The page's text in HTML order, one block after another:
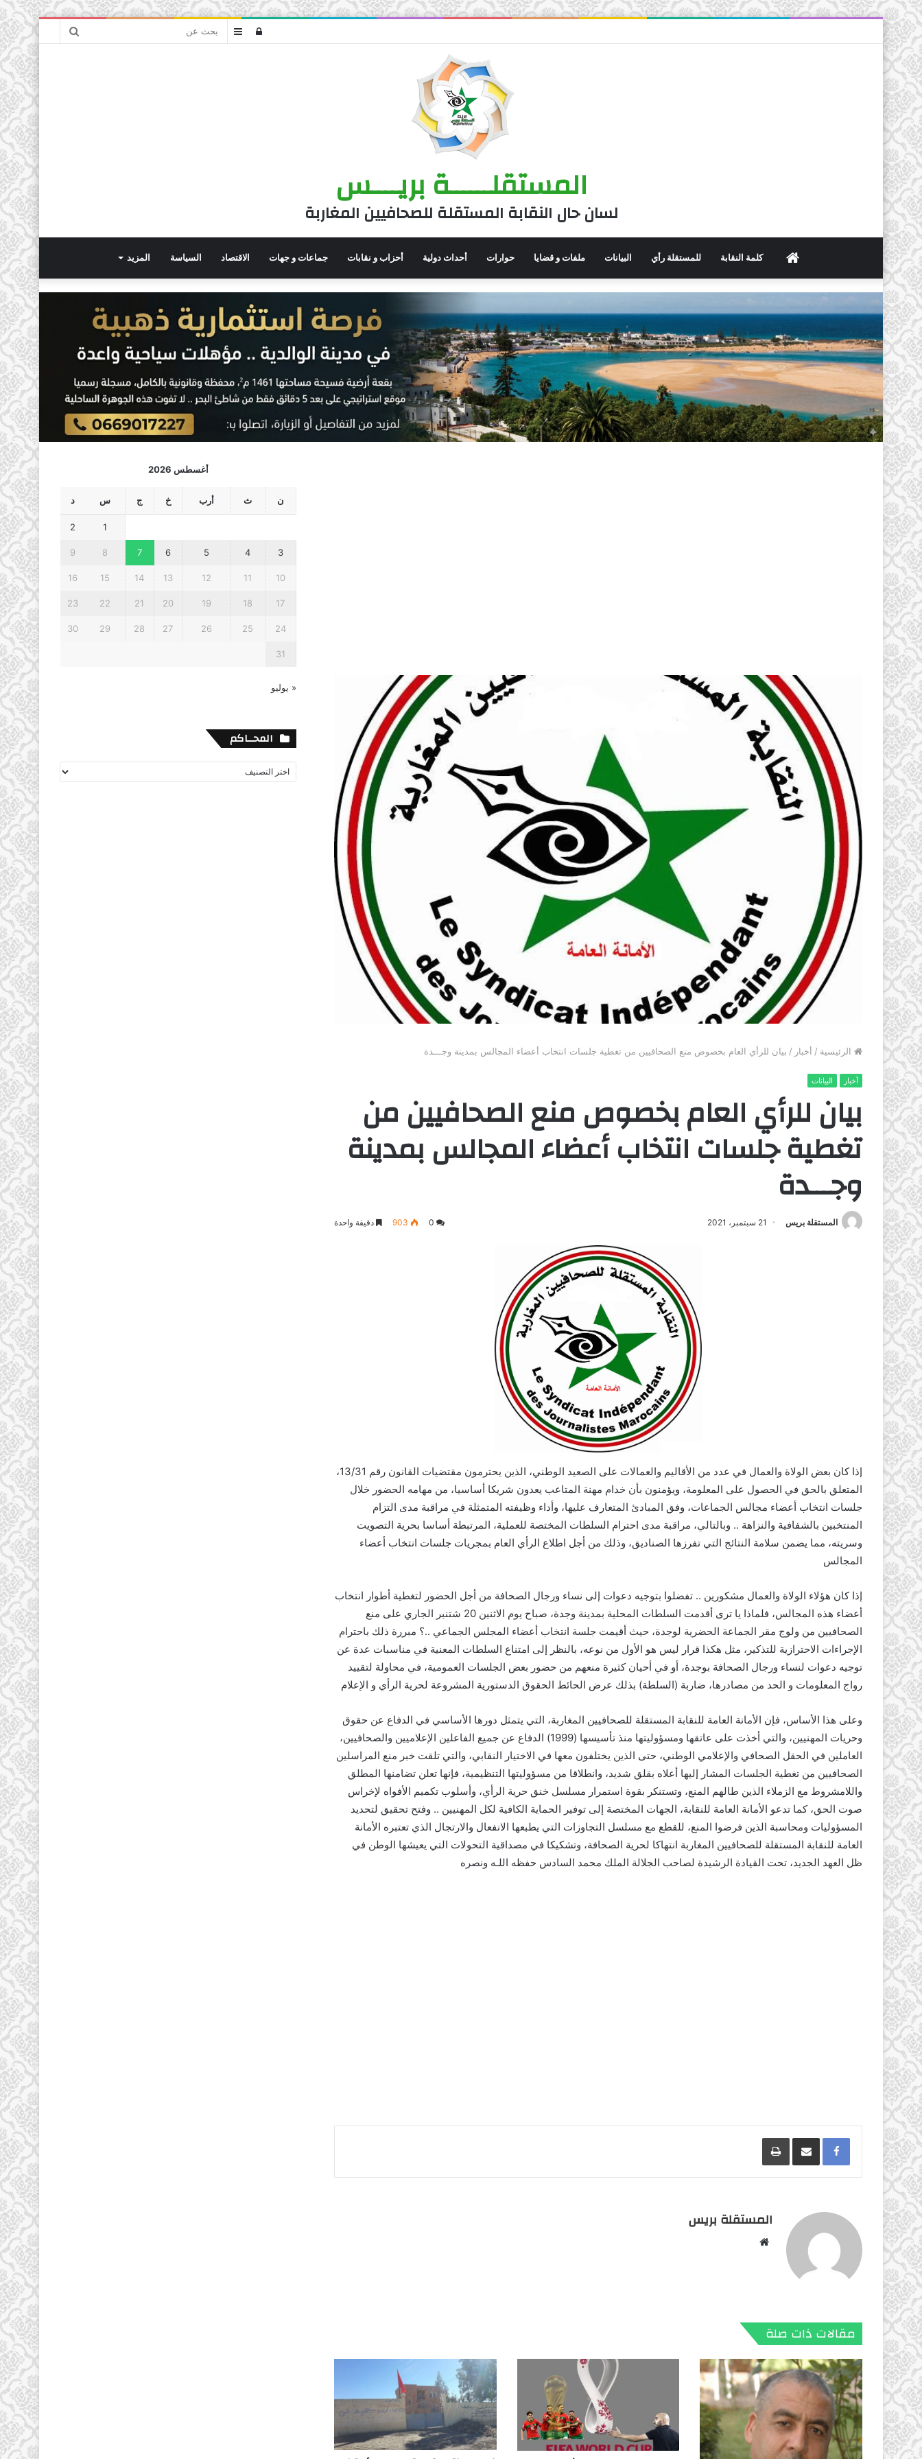
بحث
عمودتسجيل
المستقلــــــة بريــــس
لسان حال النقابة المستقلة للصحافيين المغاربة
الرئيسيةكلمة النقابة للمستقلة رأي البيانات ملفات و قضايا حوارات أحداث دولية أحزاب و نقابات جماعات و جهات الاقتصاد السياسة المزيد
الرئيسية / أخبار / بيان للرأي العام بخصوص منع الصحافيين من تغطية جلسات انتخاب أعضاء المجالس بمدينة وجـــدة
أخبار البيانات
بيان للرأي العام بخصوص منع الصحافيين من
تغطية جلسات انتخاب أعضاء المجالس بمدينة
وجـــدة
المستقلة بريس 21 سبتمبر، 2021 0
903 دقيقة واحدة
إذا كان بعض الولاة والعمال في عدد من الأقاليم والعمالات على الصعيد الوطني، الذين يحترمون مقتضيات القانون رقم 13/31،
المتعلق بالحق في الحصول على المعلومة، ويؤمنون بأن خدام مهنة المتاعب يعدون شريكا أساسيا، من مهامه الحضور خلال
جلسات انتخاب أعضاء مجالس الجماعات، وفق المبادئ المتعارف عليها، وأداء وظيفته المتمثلة في مراقبة مدى التزام
المنتخبين بالشفافية والنزاهة .. وبالتالي، مراقبة مدى احترام السلطات المختصة للعملية، المرتبطة أساسا بحرية التصويت
وسريته، مما يضمن سلامة النتائج التي تفرزها الصناديق، وذلك من أجل اطلاع الرأي العام بمجريات جلسات انتخاب أعضاء
المجالس
إذا كان هؤلاء الولاة والعمال مشكورين .. تفضلوا بتوجيه دعوات إلى نساء ورجال الصحافة من أجل الحضور لتغطية أطوار انتخاب
أعضاء هذه المجالس، فلماذا يا ترى أقدمت السلطات المحلية بمدينة وجدة، صباح يوم الاثنين 20 شتنبر الجاري على منع
الصحافيين من ولوج مقر الجماعة الحضرية لوجدة، حيث أقيمت جلسة انتخاب أعضاء المجلس الجماعي ..؟ مبررة ذلك باحترام
الإجراءات الاحترازية للتذكير، مثل هكذا قرار ليس هو الأول من نوعه، بالنظر إلى امتناع السلطات المعنية في مناسبات عدة عن
توجيه دعوات لنساء ورجال الصحافة بوجدة، أو في أحيان كثيرة منعهم من حضور بعض الجلسات العمومية، في محاولة لتقييد
رواج المعلومات و الحد من مصادرها، ضاربة (السلطة) بذلك عرض الحائط الحقوق الدستورية المشروعة لحرية الرأي و الإعلام
وعلى هذا الأساس، فإن الأمانة العامة للنقابة المستقلة للصحافيين المغاربة، التي يتمثل دورها الأساسي في الدفاع عن حقوق
وحريات المهنيين، والتي أخذت على عاتقها ومسؤوليتها منذ تأسيسها (1999) الدفاع عن جميع الفاعلين الإعلاميين والصحافيين،
العاملين في الحقل الصحافي والإعلامي الوطني، حتى الذين يختلفون معها في الاختيار النقابي، والتي تلقت خبر منع المراسلين
الصحافيين من تغطية الجلسات المشار إليها أعلاه بقلق شديد، وانطلاقا من مسؤوليتها التنظيمية، فإنها تعلن تضامنها المطلق
واللامشروط مع الزملاء الذين طالهم المنع، وتستنكر بقوة استمرار مسلسل خنق حرية الرأي، وأسلوب تكميم الأفواه لإخراس
صوت الحق، كما تدعو الأمانة العامة للنقابة، الجهات المختصة إلى توفير الحماية الكافية لكل المهنيين .. وفتح تحقيق لتحديد
المسؤوليات ومحاسبة الذين فرضوا المنع، للقطع مع مسلسل التجاوزات التي يطبعها الانفعال والارتجال الذي تعتبره الأمانة
العامة للنقابة المستقلة للصحافيين المغاربة انتهاكا لحرية الصحافة، وتشكيكا في مصداقية التحولات التي يعيشها الوطن في
ظل العهد الجديد، تحت القيادة الرشيدة لصاحب الجلالة الملك محمد السادس حفظه اللـه ونصره
Facebookمشاركة عبر البريد طباعة
المستقلة بريس
مقالات ذات صلة
أغسطس 2026
ن ث أرب خ ج س د
1
2
3
4
5
6
7
8
9
10
11
12
13
14
15
16
17
18
19
20
21
22
23
24
25
26
27
28
29
30
31
« يوليو
المحــاكم
المحــاكم